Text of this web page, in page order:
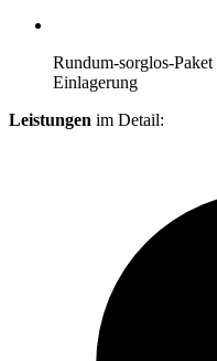
Rundum-sorglos-
Einlagerung
Leistungen im Detail: